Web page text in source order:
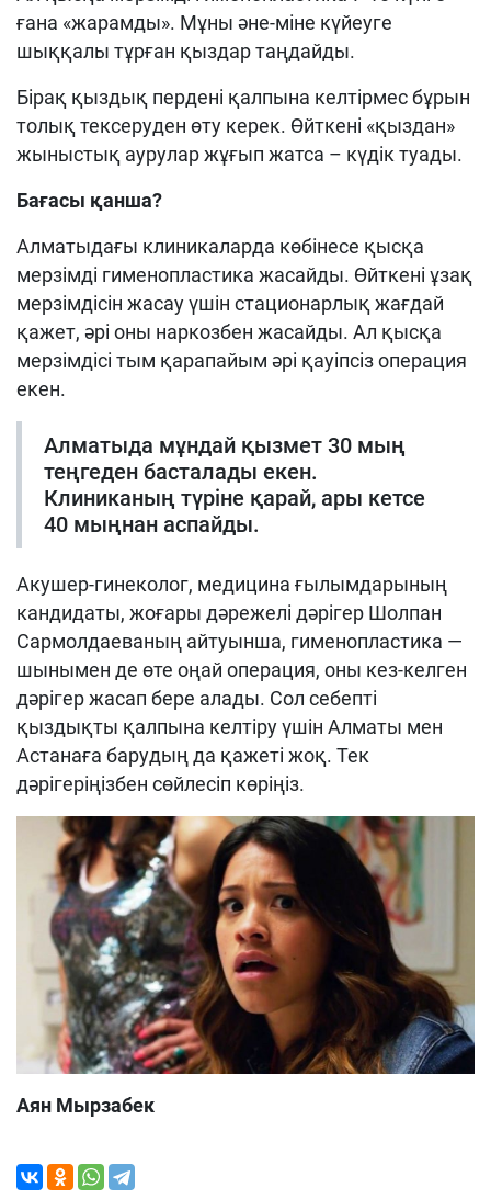
ғана «жарамды». Мұны әне-міне күйеуге
шыққалы тұрған қыздар таңдайды.
Бірақ қыздық пердені қалпына келтірмес бұрын
толық тексеруден өту керек. Өйткені «қыздан»
жыныстық аурулар жұғып жатса – күдік туады.
Бағасы қанша?
Алматыдағы клиникаларда көбінесе қысқа
мерзімді гименопластика жасайды. Өйткені ұзақ
мерзімдісін жасау үшін стационарлық жағдай
қажет, әрі оны наркозбен жасайды. Ал қысқа
мерзімдісі тым қарапайым әрі қауіпсіз операция
екен.
Алматыда мұндай қызмет 30 мың
теңгеден басталады екен.
Клиниканың түріне қарай, ары кетсе
40 мыңнан аспайды.
Акушер-гинеколог, медицина ғылымдарының
кандидаты, жоғары дәрежелі дәрігер Шолпан
Сармолдаеваның айтуынша, гименопластика —
шынымен де өте оңай операция, оны кез-келген
дәрігер жасап бере алады. Сол себепті
қыздықты қалпына келтіру үшін Алматы мен
Астанаға барудың да қажеті жоқ. Тек
дәрігеріңізбен сөйлесіп көріңіз.
Аян Мырзабек